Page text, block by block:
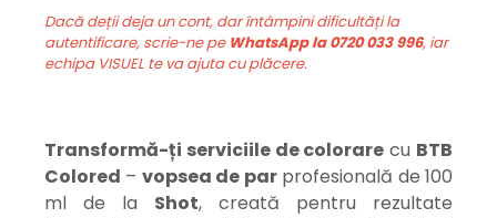
Dacă deții deja un cont, dar întâmpini dificultăți la
autentificare, scrie-ne pe WhatsApp la 0720 033 996, iar
echipa VISUEL te va ajuta cu plăcere.
Transformă-ți serviciile de colorare cu BTB
Colored – vopsea de parprofesională de 100
ml de la Shot, creată pentru rezultate